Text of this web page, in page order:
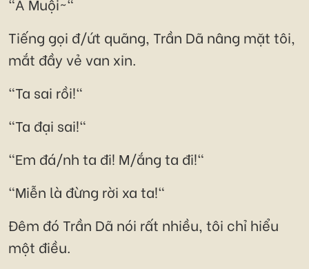
Tiếng gọi đ/ứt quãng, Trần Dã nâng mặt tôi,
mắt đầy vẻ van xin.
"Ta sai rồi!"
"Ta đại sai!"
"Em đá/nh ta đi! M/ắng ta đi!"
"Miễn là đừng rời xa ta!"
Đêm đó Trần Dã nói rất nhiều, tôi chỉ hiểu
một điều.